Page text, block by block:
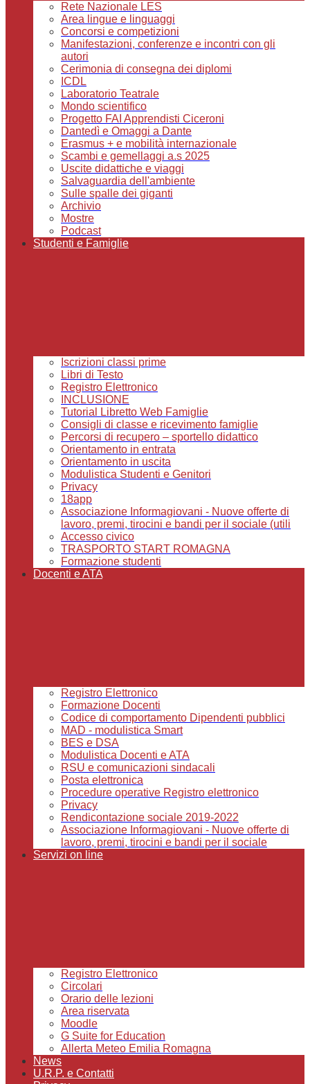
Rete Nazionale LES
Area lingue e linguaggi
Concorsi e competizioni
Manifestazioni, conferenze e incontri con gli
autori
Cerimonia di consegna dei diplomi
ICDL
Laboratorio Teatrale
Mondo scientifico
Progetto FAI Apprendisti Ciceroni
Dantedì e Omaggi a Dante
Erasmus + e mobilità internazionale
Scambi e gemellaggi a.s 2025
Uscite didattiche e viaggi
Salvaguardia dell'ambiente
Sulle spalle dei giganti
Archivio
Mostre
Podcast
Studenti e Famiglie
Iscrizioni classi prime
Libri di Testo
Registro Elettronico
INCLUSIONE
Tutorial Libretto Web Famiglie
Consigli di classe e ricevimento famiglie
Percorsi di recupero – sportello didattico
Orientamento in entrata
Orientamento in uscita
Modulistica Studenti e Genitori
Privacy
18app
Associazione Informagiovani - Nuove offerte di
lavoro, premi, tirocini e bandi per il sociale (utili
Accesso civico
TRASPORTO START ROMAGNA
Formazione studenti
Docenti e ATA
Registro Elettronico
Formazione Docenti
Codice di comportamento Dipendenti pubblici
MAD - modulistica Smart
BES e DSA
Modulistica Docenti e ATA
RSU e comunicazioni sindacali
Posta elettronica
Procedure operative Registro elettronico
Privacy
Rendicontazione sociale 2019-2022
Associazione Informagiovani - Nuove offerte di
lavoro, premi, tirocini e bandi per il sociale
Servizi on line
Registro Elettronico
Circolari
Orario delle lezioni
Area riservata
Moodle
G Suite for Education
Allerta Meteo Emilia Romagna
News
U.R.P. e Contatti